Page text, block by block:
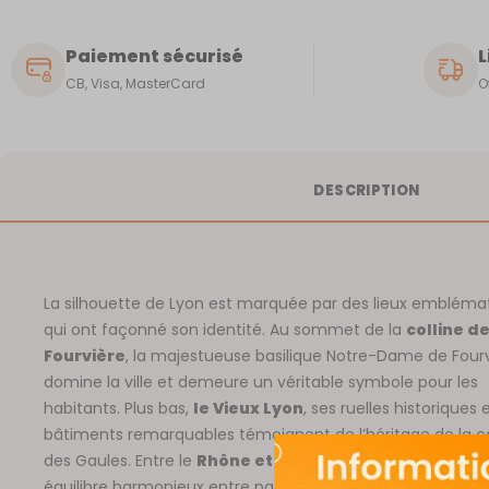
Paiement sécurisé
CB, Visa, MasterCard
DESCRIPTION
La silhouette de Lyon est marquée par des lieux
qui ont façonné son identité. Au sommet de la colline de
Fourvière, la majestueuse basilique Notre-Dame de
domine la ville et demeure un véritable symbole pour les
habitants. Plus bas, le Vieux Lyon, ses ruelles historiques
bâtiments remarquables témoignent de l’héritage de la
des Gaules. Entre le Rhône et la Saône, la ville révèle un